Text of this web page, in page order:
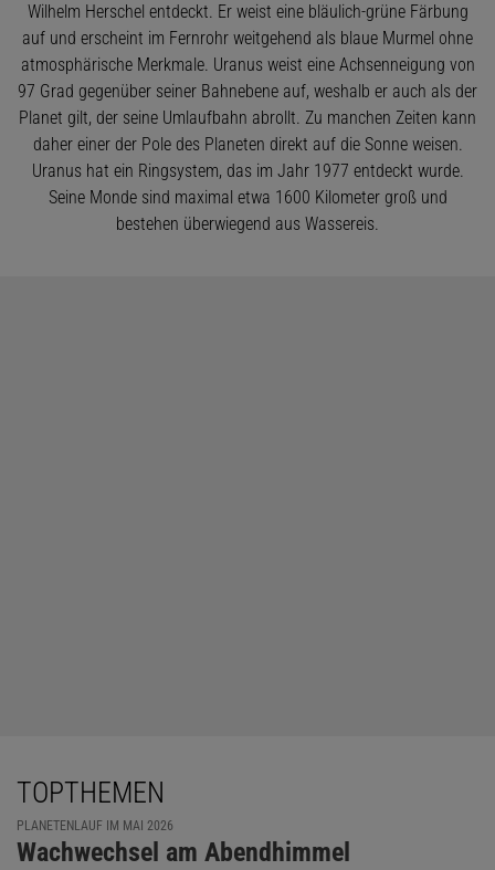
Wilhelm Herschel entdeckt. Er weist eine bläulich-grüne Färbung
auf und erscheint im Fernrohr weitgehend als blaue Murmel ohne
atmosphärische Merkmale. Uranus weist eine Achsenneigung von
97 Grad gegenüber seiner Bahnebene auf, weshalb er auch als der
Planet gilt, der seine Umlaufbahn abrollt. Zu manchen Zeiten kann
daher einer der Pole des Planeten direkt auf die Sonne weisen.
Uranus hat ein Ringsystem, das im Jahr 1977 entdeckt wurde.
Seine Monde sind maximal etwa 1600 Kilometer groß und
bestehen überwiegend aus Wassereis.
TOPTHEMEN
PLANETENLAUF IM MAI 2026
Wachwechsel am Abendhimmel